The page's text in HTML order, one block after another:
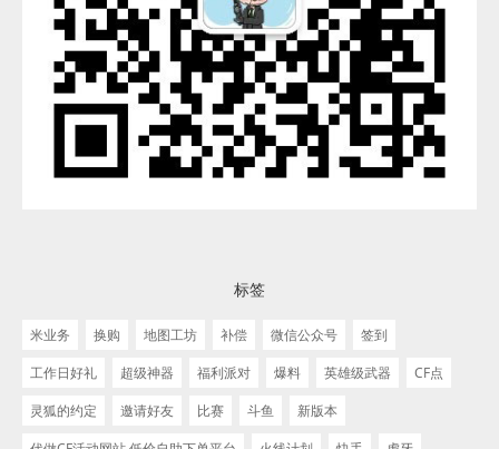
标签
米业务 换购 地图工坊 补偿 微信公众号
签到
工作日好礼
超级神器 福利派对 爆料 英雄级武器
CF点
灵狐的约定
邀请好友 比赛 斗鱼
新版本